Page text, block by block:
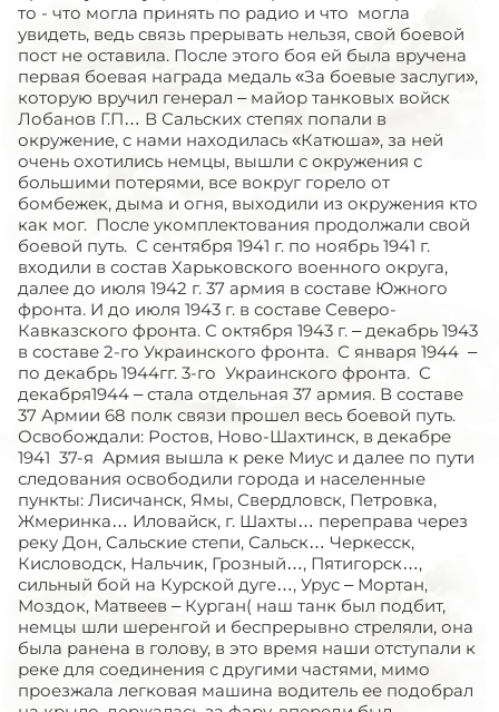
то - что могла принять по радио и что могла
увидеть, ведь связь прерывать нельзя, свой боевой
пост не оставила. После этого боя ей была вручена
первая боевая награда медаль «За боевые заслуги»,
которую вручил генерал – майор танковых войск
Лобанов Г.П… В Сальских степях попали в
окружение, с нами находилась «Катюша», за ней
очень охотились немцы, вышли с окружения с
большими потерями, все вокруг горело от
бомбежек, дыма и огня, выходили из окружения кто
как мог. После укомплектования продолжали свой
боевой путь. С сентября 1941 г. по ноябрь 1941 г.
входили в состав Харьковского военного округа,
далее до июля 1942 г. 37 армия в составе Южного
фронта. И до июля 1943 г. в составе Северо-
Кавказского фронта. С октября 1943 г. – декабрь 1943
в составе 2-го Украинского фронта. С января 1944 –
по декабрь 1944гг. 3-го Украинского фронта. С
декабря1944 – стала отдельная 37 армия. В составе
37 Армии 68 полк связи прошел весь боевой путь.
Освобождали: Ростов, Ново-Шахтинск, в декабре
1941 37-я Армия вышла к реке Миус и далее по пути
следования освободили города и населенные
пункты: Лисичанск, Ямы, Свердловск, Петровка,
Жмеринка… Иловайск, г. Шахты… переправа через
реку Дон, Сальские степи, Сальск… Черкесск,
Кисловодск, Нальчик, Грозный…, Пятигорск…,
сильный бой на Курской дуге…, Урус – Мортан,
Моздок, Матвеев – Курган( наш танк был подбит,
немцы шли шеренгой и беспрерывно стреляли, она
была ранена в голову, в это время наши отступали к
реке для соединения с другими частями, мимо
проезжала легковая машина водитель ее подобрал